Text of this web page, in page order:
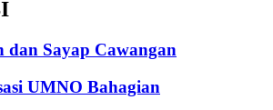
dan Sayap Cawangan
UMNO Bahagian